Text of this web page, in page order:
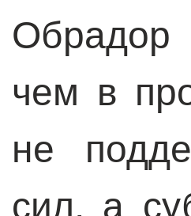
чем в
не
сил, а